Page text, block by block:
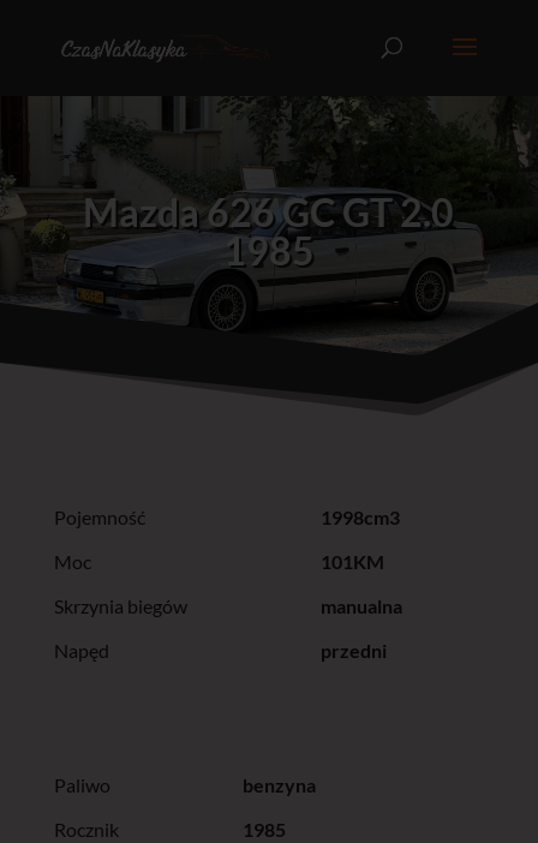
Mazda 626 GC GT 2.0
1985
Pojemność
1998cm3
Moc
101KM
Skrzynia biegów
manualna
Napęd
przedni
Paliwo
benzyna
Rocznik
1985